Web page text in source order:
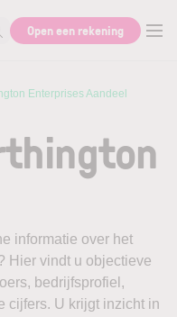
naar informatie
Open een rekening
Enterprises Aandeel
informatie over het
Hier vindt u objectieve
bedrijfsprofiel,
cijfers. U krijgt inzicht in